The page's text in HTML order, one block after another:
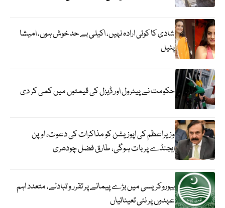
شادی کا کوئی ارادہ نہیں، اکیلی بے حد خوش ہوں، امیشا
پٹیل
حکومت نے پیٹرول اور ڈیزل کی قیمتوں میں کمی کر دی
وزیراعظم کی اپوزیشن کو مذاکرات کی دعوت، اوپن
ایجنڈے پر بات ہوگی، طارق فضل چودھری
بیوروکریسی میں بڑے پیمانے پر تقرر و تبادلے، متعدد اہم
عہدوں پر نئی تعیناتیاں